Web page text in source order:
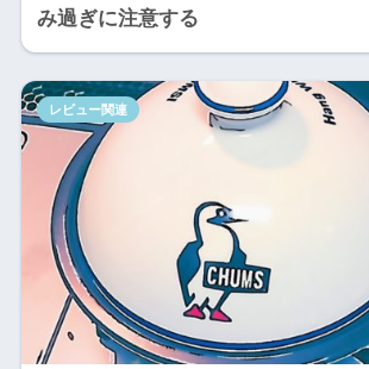
み過ぎに注意する
レビュー関連